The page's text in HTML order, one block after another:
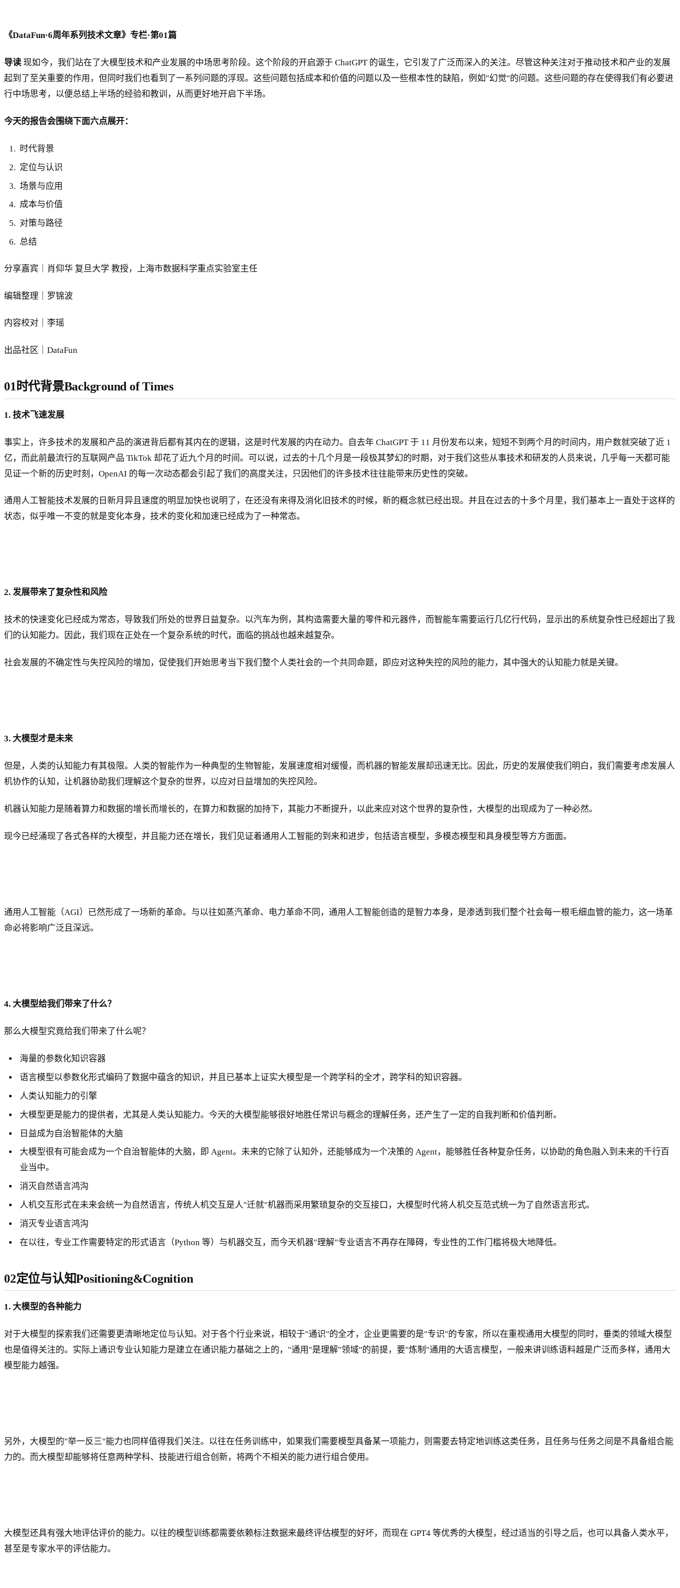
《DataFun·6周年系列技术文章》专栏·第01篇
导读 现如今，我们站在了大模型技术和产业发展的中场思考阶段。这个阶段的开启源于 ChatGPT 的诞生，它引发了广泛而深入的关注。尽管这种关注对于推动技术和产业的发展
起到了至关重要的作用，但同时我们也看到了一系列问题的浮现。这些问题包括成本和价值的问题以及一些根本性的缺陷，例如"幻觉"的问题。这些问题的存在使得我们有必要进
行中场思考，以便总结上半场的经验和教训，从而更好地开启下半场。
今天的报告会围绕下面六点展开：
时代背景
定位与认识
场景与应用
成本与价值
对策与路径
总结
分享嘉宾｜肖仰华 复旦大学 教授，上海市数据科学重点实验室主任
编辑整理｜罗锦波
内容校对｜李瑶
出品社区｜DataFun
01时代背景Background of Times
1. 技术飞速发展
事实上，许多技术的发展和产品的演进背后都有其内在的逻辑，这是时代发展的内在动力。自去年 ChatGPT 于 11 月份发布以来，短短不到两个月的时间内，用户数就突破了近 1
亿，而此前最流行的互联网产品 TikTok 却花了近九个月的时间。可以说，过去的十几个月是一段极其梦幻的时期，对于我们这些从事技术和研发的人员来说，几乎每一天都可能
见证一个新的历史时刻，OpenAI 的每一次动态都会引起了我们的高度关注，只因他们的许多技术往往能带来历史性的突破。
通用人工智能技术发展的日新月异且速度的明显加快也说明了，在还没有来得及消化旧技术的时候，新的概念就已经出现。并且在过去的十多个月里，我们基本上一直处于这样的
状态，似乎唯一不变的就是变化本身，技术的变化和加速已经成为了一种常态。
2. 发展带来了复杂性和风险
技术的快速变化已经成为常态，导致我们所处的世界日益复杂。以汽车为例，其构造需要大量的零件和元器件，而智能车需要运行几亿行代码，显示出的系统复杂性已经超出了我
们的认知能力。因此，我们现在正处在一个复杂系统的时代，面临的挑战也越来越复杂。
社会发展的不确定性与失控风险的增加，促使我们开始思考当下我们整个人类社会的一个共同命题，即应对这种失控的风险的能力，其中强大的认知能力就是关键。
3. 大模型才是未来
但是，人类的认知能力有其极限。人类的智能作为一种典型的生物智能，发展速度相对缓慢，而机器的智能发展却迅速无比。因此，历史的发展使我们明白，我们需要考虑发展人
机协作的认知，让机器协助我们理解这个复杂的世界，以应对日益增加的失控风险。
机器认知能力是随着算力和数据的增长而增长的，在算力和数据的加持下，其能力不断提升，以此来应对这个世界的复杂性，大模型的出现成为了一种必然。
现今已经涌现了各式各样的大模型，并且能力还在增长，我们见证着通用人工智能的到来和进步，包括语言模型，多模态模型和具身模型等方方面面。
通用人工智能（AGI）已然形成了一场新的革命。与以往如蒸汽革命、电力革命不同，通用人工智能创造的是智力本身，是渗透到我们整个社会每一根毛细血管的能力，这一场革
命必将影响广泛且深远。
4. 大模型给我们带来了什么？
那么大模型究竟给我们带来了什么呢？
海量的参数化知识容器
语言模型以参数化形式编码了数据中蕴含的知识，并且已基本上证实大模型是一个跨学科的全才，跨学科的知识容器。
人类认知能力的引擎
大模型更是能力的提供者，尤其是人类认知能力。今天的大模型能够很好地胜任常识与概念的理解任务，还产生了一定的自我判断和价值判断。
日益成为自治智能体的大脑
大模型很有可能会成为一个自治智能体的大脑，即 Agent。未来的它除了认知外，还能够成为一个决策的 Agent，能够胜任各种复杂任务，以协助的角色融入到未来的千行百
业当中。
消灭自然语言鸿沟
人机交互形式在未来会统一为自然语言，传统人机交互是人"迁就"机器而采用繁琐复杂的交互接口，大模型时代将人机交互范式统一为了自然语言形式。
消灭专业语言鸿沟
在以往，专业工作需要特定的形式语言（Python 等）与机器交互，而今天机器"理解"专业语言不再存在障碍，专业性的工作门槛将极大地降低。
02定位与认知Positioning&Cognition
1. 大模型的各种能力
对于大模型的探索我们还需要更清晰地定位与认知。对于各个行业来说，相较于"通识"的全才，企业更需要的是"专识"的专家，所以在重视通用大模型的同时，垂类的领域大模型
也是值得关注的。实际上通识专业认知能力是建立在通识能力基础之上的，"通用"是理解"领域"的前提，要"炼制"通用的大语言模型，一般来讲训练语料越是广泛而多样，通用大
模型能力越强。
另外，大模型的"举一反三"能力也同样值得我们关注。以往在任务训练中，如果我们需要模型具备某一项能力，则需要去特定地训练这类任务，且任务与任务之间是不具备组合能
力的。而大模型却能够将任意两种学科、技能进行组合创新，将两个不相关的能力进行组合使用。
大模型还具有强大地评估评价的能力。以往的模型训练都需要依赖标注数据来最终评估模型的好坏，而现在 GPT4 等优秀的大模型，经过适当的引导之后，也可以具备人类水平，
甚至是专家水平的评估能力。